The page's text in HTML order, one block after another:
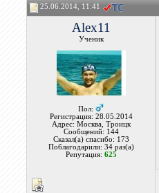
25.06.2014, 11:41
Alex11
Ученик
Пол:
Регистрация: 28.05.2014
Адрес: Москва, Троицк
Сообщений: 144
Сказал(а) спасибо: 173
Поблагодарили: 34 раз(а)
Репутация: 625